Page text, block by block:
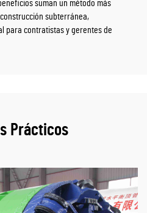
suman un método más
subterránea,
para contratistas y gerentes de
Prácticos